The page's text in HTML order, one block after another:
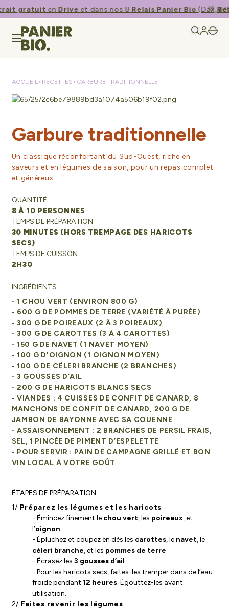
gratuiten Driveet dans nos 8 Relais Panier Bio(Dax,
💚​
ACCUEIL> RECETTES > GARBURE TRADITIONNELLE
Garbure traditionnelle
Un classique réconfortant du Sud-Ouest, riche en
saveurs et en légumes de saison, pour un repas complet
et généreux.
QUANTITÉ
8 À 10 PERSONNES
TEMPS DE PRÉPARATION
30 MINUTES (HORS TREMPAGE DES HARICOTS
SECS)
TEMPS DE CUISSON
2H30
INGRÉDIENTS
- 1 CHOU VERT (ENVIRON 800 G)
- 600 G DE POMMES DE TERRE (VARIÉTÉ À PURÉE)
- 300 G DE POIREAUX (2 À 3 POIREAUX)
- 300 G DE CAROTTES (3 À 4 CAROTTES)
- 150 G DE NAVET (1 NAVET MOYEN)
- 100 G D'OIGNON (1 OIGNON MOYEN)
- 100 G DE CÉLERI BRANCHE (2 BRANCHES)
- 3 GOUSSES D’AIL
- 200 G DE HARICOTS BLANCS SECS
- VIANDES : 4 CUISSES DE CONFIT DE CANARD, 8
MANCHONS DE CONFIT DE CANARD, 200 G DE
JAMBON DE BAYONNE AVEC SA COUENNE
- ASSAISONNEMENT : 2 BRANCHES DE PERSIL FRAIS,
SEL, 1 PINCÉE DE PIMENT D’ESPELETTE
- POUR SERVIR : PAIN DE CAMPAGNE GRILLÉ ET BON
VIN LOCAL À VOTRE GOÛT
ÉTAPES DE PRÉPARATION
1/ Préparez les légumes et les haricots
- Émincez finement le chou vert, les poireaux, et
l’oignon.
- Épluchez et coupez en dés les carottes, le navet, le
céleri branche, et les pommes de terre.
- Écrasez les 3 gousses d’ail.
- Pour les haricots secs, faites-les tremper dans de l’eau
froide pendant 12 heures. Égouttez-les avant
utilisation.
2/ Faites revenir les légumes